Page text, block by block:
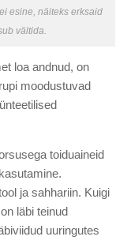
esine, näiteks erksaid
vältida.
loa andnud, on
moodustuvad
toiduaineid
ja sahhariin. Kuigi
läbi teinud
uuringutes